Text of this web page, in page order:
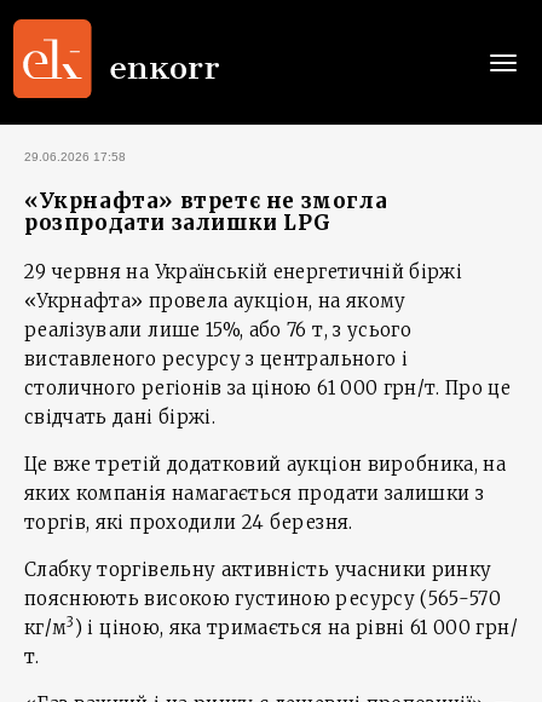
29.06.2026 17:58
«Укрнафта» втретє не змогла
розпродати залишки LPG
29 червня на Українській енергетичній біржі
«Укрнафта» провела аукціон, на якому
реалізували лише 15%, або 76 т, з усього
виставленого ресурсу з центрального і
столичного регіонів за ціною 61 000 грн/т. Про це
свідчать дані біржі.
Це вже третій додатковий аукціон виробника, на
яких компанія намагається продати залишки з
торгів, які проходили 24 березня.
Слабку торгівельну активність учасники ринку
пояснюють високою густиною ресурсу (565-570
кг/м3 ) і ціною, яка тримається на рівні 61 000 грн/
т.